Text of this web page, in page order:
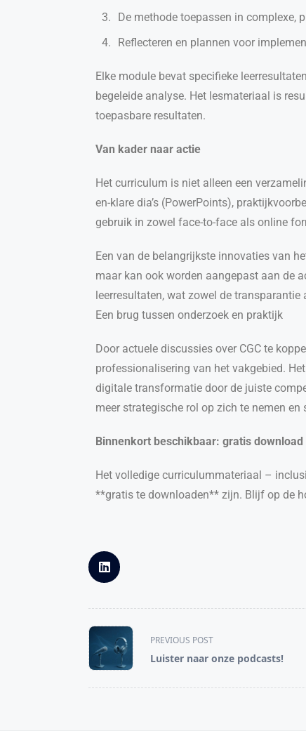
De methode toepassen in complexe,
Reflecteren en plannen voor
Elke module bevat specifieke
begeleide analyse. Het lesmateriaal is
toepasbare resultaten.
Van kader naar actie
Het curriculum is niet alleen een
en-klare dia’s (PowerPoints),
gebruik in zowel face-to-face als online
Een van de belangrijkste innovaties van
maar kan ook worden aangepast aan de
leerresultaten, wat zowel de
Een brug tussen onderzoek en praktijk
Door actuele discussies over CGC te
professionalisering van het vakgebied.
digitale transformatie door de juiste
meer strategische rol op zich te nemen
Binnenkort beschikbaar: gratis download
Het volledige curriculummateriaal –
**gratis te downloaden** zijn. Blijf op de
PREVIOUS POST
Luister naar onze podcasts!